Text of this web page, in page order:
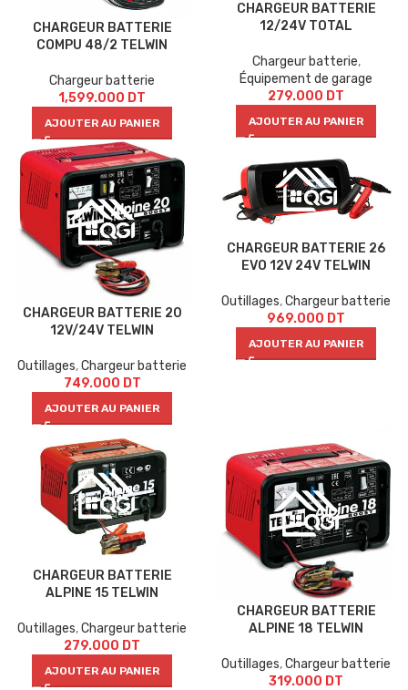
CHARGEUR BATTERIE
COMPU 48/2 TELWIN
Chargeur batterie
1,599.000 DT
AJOUTER AU PANIER
CHARGEUR BATTERIE
12/24V TOTAL
Chargeur batterie,
Équipement de garage
279.000 DT
AJOUTER AU PANIER
CHARGEUR BATTERIE 20
12V/24V TELWIN
Outillages,Chargeur batterie
749.000 DT
AJOUTER AU PANIER
CHARGEUR BATTERIE 26
EVO 12V 24V TELWIN
Outillages,Chargeur batterie
969.000 DT
AJOUTER AU PANIER
CHARGEUR BATTERIE
ALPINE 15 TELWIN
Outillages,Chargeur batterie
279.000 DT
AJOUTER AU PANIER
CHARGEUR BATTERIE
ALPINE 18 TELWIN
Outillages,Chargeur batterie
319.000 DT